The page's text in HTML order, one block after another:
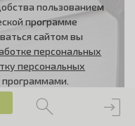
пользованием
программе
сайтом вы
персональных
персональных